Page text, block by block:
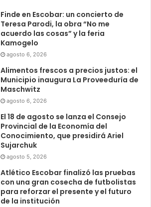
Finde en Escobar: un concierto de
Teresa Parodi, la obra “No me
acuerdo las cosas” y la feria
Kamogelo
agosto 6, 2026
Alimentos frescos a precios justos: el
Municipio inaugura La Proveeduría de
Maschwitz
agosto 6, 2026
El 18 de agosto se lanza el Consejo
Provincial de la Economía del
Conocimiento, que presidirá Ariel
Sujarchuk
agosto 5, 2026
Atlético Escobar finalizó las pruebas
con una gran cosecha de futbolistas
para reforzar el presente y el futuro
de la institución